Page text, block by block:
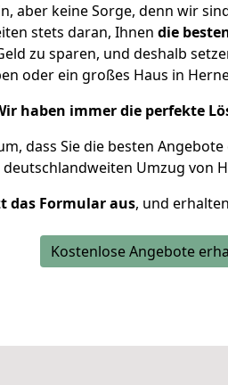
aber keine Sorge, denn wir
stets daran, Ihnen die
zu sparen, und deshalb
oder ein großes Haus in
haben immer die perfekte
dass Sie die besten
Umzug von
das Formular aus, und
Kostenlose Angebote